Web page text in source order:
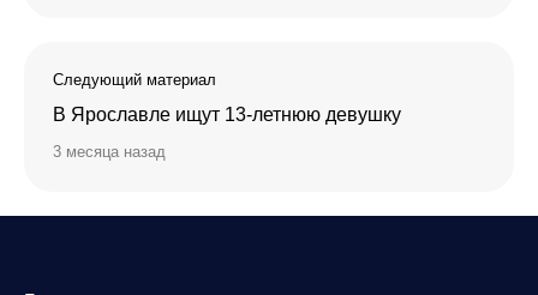
Следующий материал
В Ярославле ищут 13-летнюю девушку
3 месяца назад